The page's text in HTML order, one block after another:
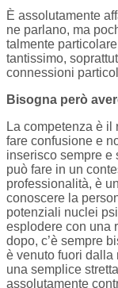
È assolutamente
ne parlano, ma
talmente
tantissimo,
connessioni
Bisogna però
La competenza è
fare confusione e
inserisco sempre e
può fare in un
professionalità, è
conoscere la
potenziali nuclei
esplodere con una
dopo, c’è sempre
è venuto fuori dalla
una semplice
assolutamente